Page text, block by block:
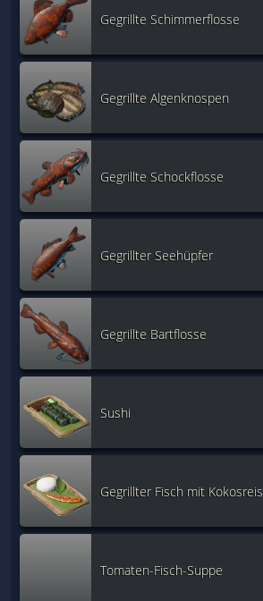
Gegrillte Schimmerflosse
Gegrillte Algenknospen
Gegrillte Schockflosse
Gegrillter Seehüpfer
Gegrillte Bartflosse
Sushi
Gegrillter Fisch mit Kokosreis
Tomaten-Fisch-Suppe